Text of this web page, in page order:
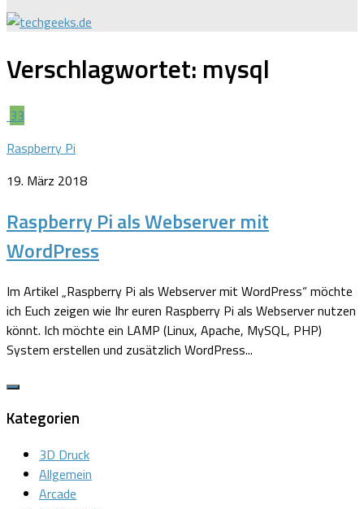
Verschlagwortet: mysql
33
Raspberry Pi
19. März 2018
Raspberry Pi als Webserver mit
WordPress
Im Artikel „Raspberry Pi als Webserver mit WordPress“ möchte
ich Euch zeigen wie Ihr euren Raspberry Pi als Webserver nutzen
könnt. Ich möchte ein LAMP (Linux, Apache, MySQL, PHP)
System erstellen und zusätzlich WordPress...
Kategorien
3D Druck
Allgemein
Arcade